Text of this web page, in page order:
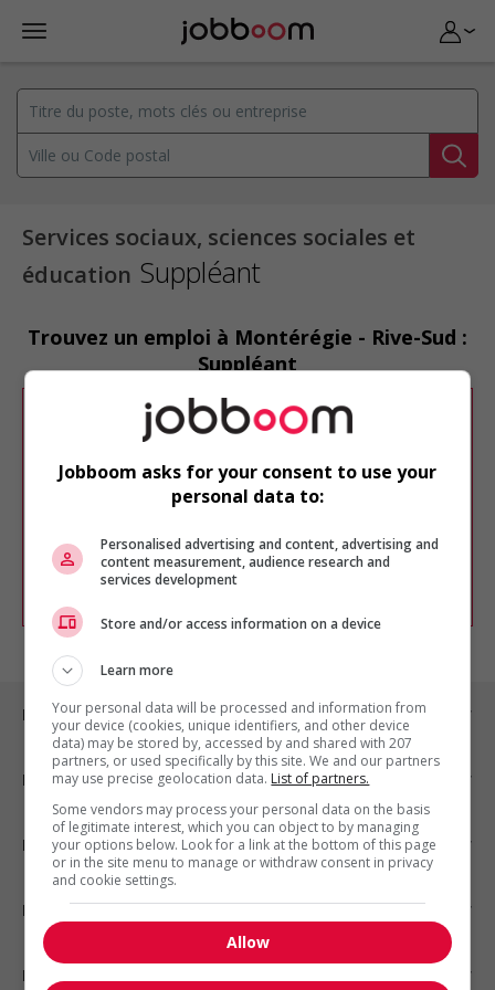
Services sociaux, sciences sociales et
éducation Suppléant
Trouvez un emploi à Montérégie - Rive-Sud :
Suppléant
Désolé, cette recherche n'a produit aucun
résultat.
Veuillez faire une nouvelle recherche.
Vous pouvez en tout temps utiliser nos
chercher un poste selon votre profil
d'intérêt en emploi en vousinscrivant
comme membre Jobboom.
Emplois par ville
Emplois par secteur
Emplois par statut
Emplois par type
Nos suggestions
Jobboom asks for your consent to use your
personal data to:
Personalised advertising and content, advertising and
content measurement, audience research and
services development
Store and/or access information on a device
Learn more
Your personal data will be processed and information from
your device (cookies, unique identifiers, and other device
data) may be stored by, accessed by and shared with 207
partners, or used specifically by this site. We and our partners
may use precise geolocation data. List of partners.
Some vendors may process your personal data on the basis
of legitimate interest, which you can object to by managing
your options below. Look for a link at the bottom of this page
or in the site menu to manage or withdraw consent in privacy
and cookie settings.
Allow